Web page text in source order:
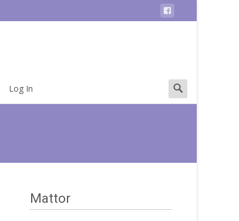
Log In
Search
for:
Mattor